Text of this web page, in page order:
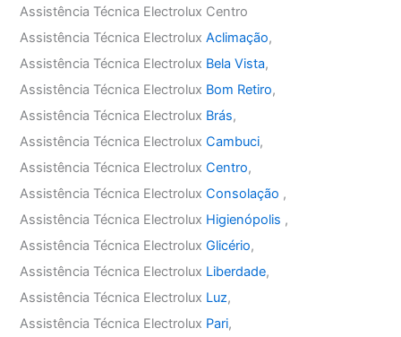
Assistência Técnica Electrolux Centro
Assistência Técnica ElectroluxAclimação,
Assistência Técnica Electrolux Bela Vista,
Assistência Técnica Electrolux Bom Retiro,
Assistência Técnica Electrolux Brás,
Assistência Técnica ElectroluxCambuci,
Assistência Técnica ElectroluxCentro,
Assistência Técnica ElectroluxConsolação ,
Assistência Técnica Electrolux Higienópolis ,
Assistência Técnica ElectroluxGlicério,
Assistência Técnica Electrolux Liberdade,
Assistência Técnica Electrolux Luz,
Assistência Técnica Electrolux Pari,